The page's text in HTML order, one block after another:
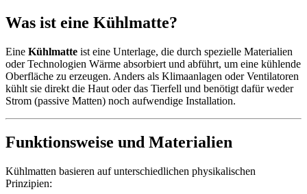
Was ist eine Kühlmatte?
Eine Kühlmatte ist eine Unterlage, die durch spezielle Materialien
oder Technologien Wärme absorbiert und abführt, um eine kühlende
Oberfläche zu erzeugen. Anders als Klimaanlagen oder Ventilatoren
kühlt sie direkt die Haut oder das Tierfell und benötigt dafür weder
Strom (passive Matten) noch aufwendige Installation.
Funktionsweise und Materialien
Kühlmatten basieren auf unterschiedlichen physikalischen
Prinzipien: